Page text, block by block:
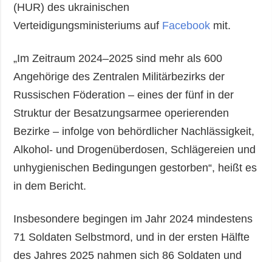
(HUR) des ukrainischen
Verteidigungsministeriums auf Facebook mit.
„Im Zeitraum 2024–2025 sind mehr als 600
Angehörige des Zentralen Militärbezirks der
Russischen Föderation – eines der fünf in der
Struktur der Besatzungsarmee operierenden
Bezirke – infolge von behördlicher Nachlässigkeit,
Alkohol- und Drogenüberdosen, Schlägereien und
unhygienischen Bedingungen gestorben“, heißt es
in dem Bericht.
Insbesondere begingen im Jahr 2024 mindestens
71 Soldaten Selbstmord, und in der ersten Hälfte
des Jahres 2025 nahmen sich 86 Soldaten und